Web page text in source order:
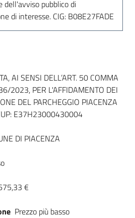
dell'avviso pubblico di
di interesse. CIG: B08E27FADE
AI SENSI DELL’ART. 50 COMMA
2023, PER L'AFFIDAMENTO DEI
DEL PARCHEGGIO PIACENZA
E37H23000430004
DI PIACENZA
€
Prezzo più basso